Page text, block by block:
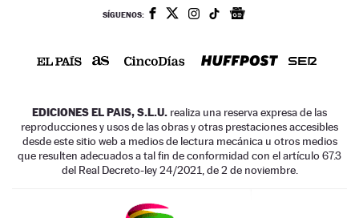
SÍGUENOS:
EDICIONES EL PAIS, S.L.U. realiza una reserva expresa de las
reproducciones y usos de las obras y otras prestaciones accesibles
desde este sitio web a medios de lectura mecánica u otros medios
que resulten adecuados a tal fin de conformidad con el artículo 67.3
del Real Decreto-ley 24/2021, de 2 de noviembre.